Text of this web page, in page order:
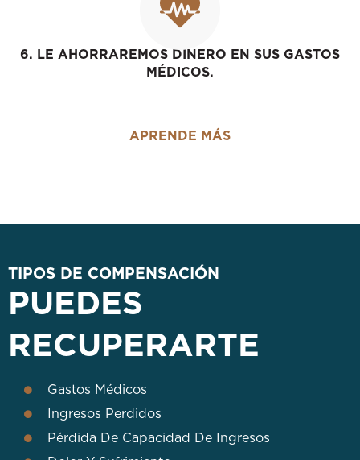
6. LE AHORRAREMOS DINERO EN SUS GASTOS
MÉDICOS.
APRENDE MÁS
TIPOS DE COMPENSACIÓN
PUEDES
RECUPERARTE
Gastos Médicos
Ingresos Perdidos
Pérdida De Capacidad De Ingresos